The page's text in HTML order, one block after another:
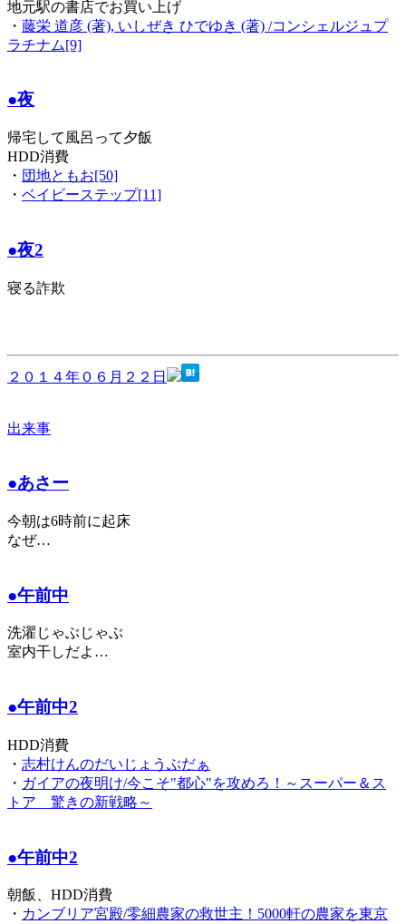
地元駅の書店でお買い上げ
・ 藤栄 道彦 (著), いしぜき ひでゆき (著) /コンシェルジュプ
ラチナム[9]
●夜
帰宅して風呂って夕飯
HDD消費
・ 団地ともお[50]
・ ベイビーステップ[11]
●夜2
寝る詐欺
２０１４年０６月２２日
出来事
●あさー
今朝は6時前に起床
なぜ…
●午前中
洗濯じゃぶじゃぶ
室内干しだよ…
●午前中2
HDD消費
・ 志村けんのだいじょうぶだぁ
・ ガイアの夜明け/今こそ"都心"を攻めろ！～スーパー＆ス
トア 驚きの新戦略～
●午前中2
朝飯、HDD消費
・ カンブリア宮殿/零細農家の救世主！5000軒の農家を東京